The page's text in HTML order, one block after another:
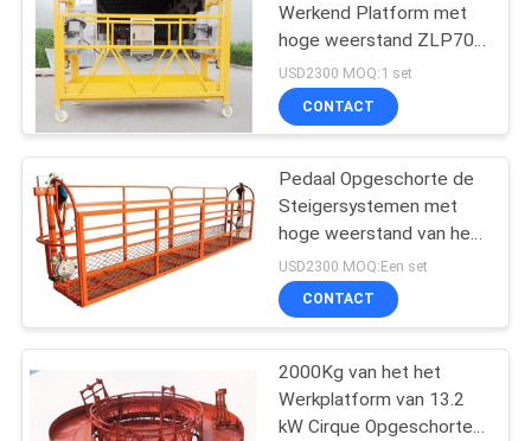
Werkend Platform met
hoge weerstand ZLP700
met 2 Meters Platform
USD2300 MOQ:1 set
CONTACT
Pedaal Opgeschorte de
Steigersystemen met
hoge weerstand van het
het Werkplatform
USD2300 MOQ:Een set
CONTACT
2000Kg van het het
Werkplatform van 13.2
kW Cirque Opgeschorte